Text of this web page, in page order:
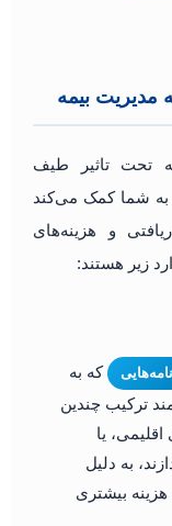
مدیریت بیمه
تحت تاثیر طیف
به شما کمک می‌کند
و هزینه‌های
زیر هستند:
که به
ترکیب چندین
یا
به دلیل
بیشتری